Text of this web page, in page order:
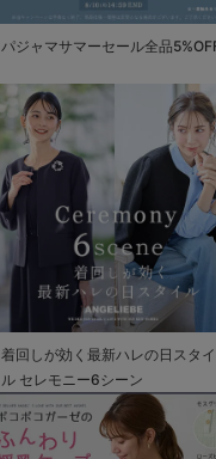
パジャマサマーセール全品
着回しが効く最新ハレの日スタイ
ル セレモニー6シーン